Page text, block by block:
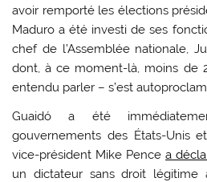
avoir remporté les élections
Maduro a été investi de ses
chef de l’Assemblée nationale,
dont, à ce moment-là, moins de
entendu parler – s’est
Guaidó a été
gouvernements des États-Unis
vice-président Mike Pencea
un dictateur sans droit légitime